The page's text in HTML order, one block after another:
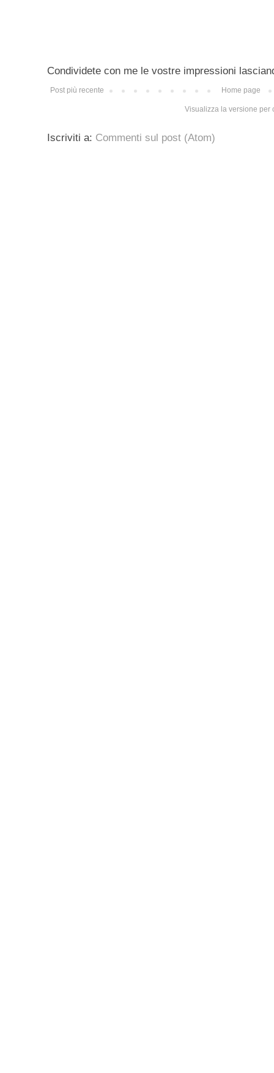
Condividete con me le vostre impressioni
Post più recente Home page
Visualizza la versione per
Iscriviti a: Commenti sul post (Atom)